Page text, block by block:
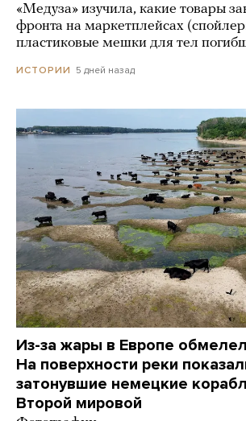
«Медуза» изучила, какие товары
фронта на маркетплейсах
пластиковые мешки для тел
ИСТОРИИ 5 дней назад
Из-за жары в Европе
На поверхности реки
затонувшие немецкие
Второй мировой